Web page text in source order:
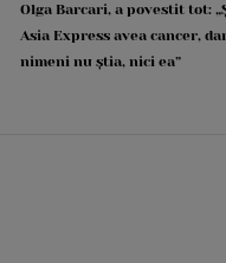
Olga Barcari, a povestit tot:
Asia Express avea cancer,
nimeni nu știa, nici ea”